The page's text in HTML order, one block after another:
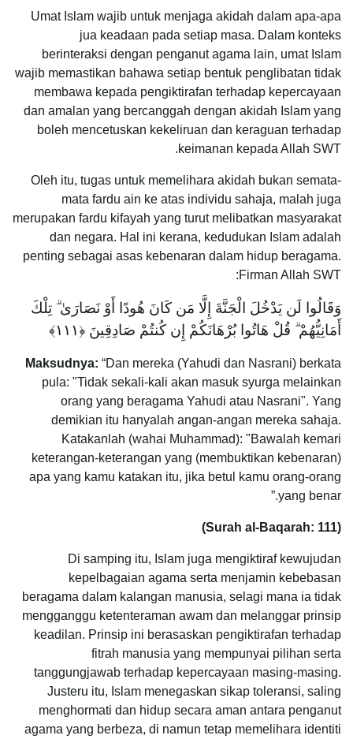
Umat Islam wajib untuk menjaga akidah dalam apa-apa
jua keadaan pada setiap masa. Dalam konteks
berinteraksi dengan penganut agama lain, umat Islam
wajib memastikan bahawa setiap bentuk penglibatan tidak
membawa kepada pengiktirafan terhadap kepercayaan
dan amalan yang bercanggah dengan akidah Islam yang
boleh mencetuskan kekeliruan dan keraguan terhadap
keimanan kepada Allah SWT.
Oleh itu, tugas untuk memelihara akidah bukan semata-
mata fardu ain ke atas individu sahaja, malah juga
merupakan fardu kifayah yang turut melibatkan masyarakat
dan negara. Hal ini kerana, kedudukan Islam adalah
penting sebagai asas kebenaran dalam hidup beragama.
Firman Allah SWT:
وَقَالُوا لَن يَدْخُلَ الْجَنَّةَ إِلَّا مَن كَانَ هُودًا أَوْ نَصَارَىٰ ۗ تِلْكَ
أَمَانِيُّهُمْ ۗ قُلْ هَاتُوا بُرْهَانَكُمْ إِن كُنتُمْ صَادِقِينَ ‎﴿١١١﴾
Maksudnya: “Dan mereka (Yahudi dan Nasrani) berkata
pula: "Tidak sekali-kali akan masuk syurga melainkan
orang yang beragama Yahudi atau Nasrani". Yang
demikian itu hanyalah angan-angan mereka sahaja.
Katakanlah (wahai Muhammad): "Bawalah kemari
keterangan-keterangan yang (membuktikan kebenaran)
apa yang kamu katakan itu, jika betul kamu orang-orang
yang benar.”
(Surah al-Baqarah: 111)
Di samping itu, Islam juga mengiktiraf kewujudan
kepelbagaian agama serta menjamin kebebasan
beragama dalam kalangan manusia, selagi mana ia tidak
mengganggu ketenteraman awam dan melanggar prinsip
keadilan. Prinsip ini berasaskan pengiktirafan terhadap
fitrah manusia yang mempunyai pilihan serta
tanggungjawab terhadap kepercayaan masing-masing.
Justeru itu, Islam menegaskan sikap toleransi, saling
menghormati dan hidup secara aman antara penganut
agama yang berbeza, di namun tetap memelihara identiti